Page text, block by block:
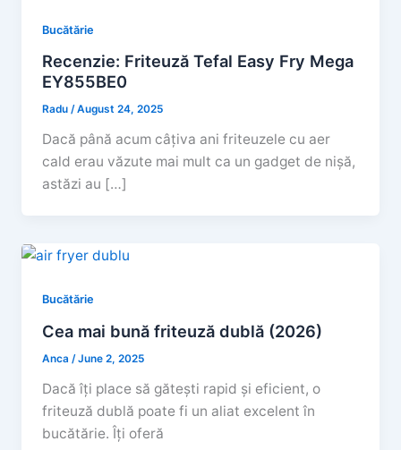
Bucătărie
Recenzie: Friteuză Tefal Easy Fry Mega
EY855BE0
Radu/August 24, 2025
Dacă până acum câțiva ani friteuzele cu aer
cald erau văzute mai mult ca un gadget de nișă,
astăzi au […]
Bucătărie
Cea mai bună friteuză dublă (2026)
Anca /June 2, 2025
Dacă îți place să gătești rapid și eficient, o
friteuză dublă poate fi un aliat excelent în
bucătărie. Îți oferă